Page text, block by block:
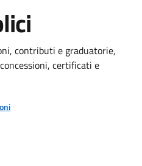
contributi e graduatorie,
certificati e